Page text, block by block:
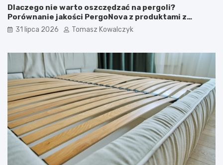
Dlaczego nie warto oszczędzać na pergoli?
Porównanie jakości PergoNova z produktami z
marketu
31 lipca 2026 Tomasz Kowalczyk